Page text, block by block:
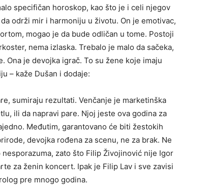
specifičan horoskop, kao što je i celi njegov
održi mir i harmoniju u životu. On je emotivac,
mogao je da bude odličan u tome. Postoji
nema izlaska. Trebalo je malo da sačeka,
Ona je devojka igrač. To su žene koje imaju
– kaže Dušan i dodaje:
sumiraju rezultati. Venčanje je marketinška
ili da napravi pare. Njoj jeste ova godina za
Međutim, garantovano će biti žestokih
devojka rođena za scenu, ne za brak. Ne
zato što Filip Živojinović nije Igor
za ženin koncert. Ipak je Filip Lav i sve zavisi
pre mnogo godina.